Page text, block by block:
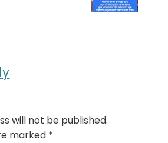
will not be published.
marked *